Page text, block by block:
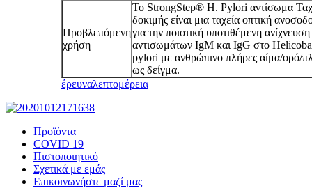
Προβλεπόμενη
χρήση
Το StrongStep® Η. Pylori αντίσωμα
δοκιμής είναι μια ταχεία οπτική
για την ποιοτική υποτιθέμενη
αντισωμάτων IgM και IgG στο
pylori με ανθρώπινο πλήρες αίμα/ορό/
ως δείγμα.
έρευναλεπτομέρεια
Προϊόντα
COVID 19
Πιστοποιητικό
Σχετικά με εμάς
Επικοινωνήστε μαζί μας